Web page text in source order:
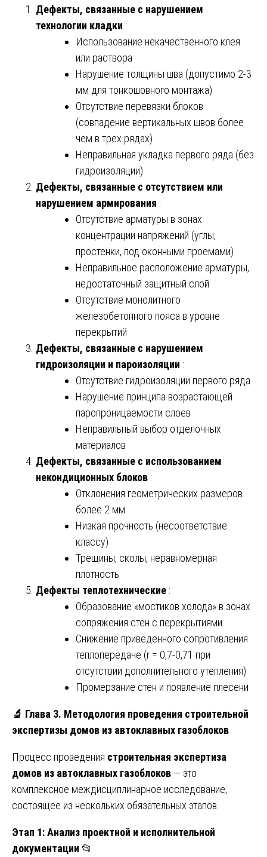
Дефекты, связанные с нарушением
технологии кладки :
Использование некачественного клея
или раствора
Нарушение толщины шва (допустимо 2-3
мм для тонкошовного монтажа)
Отсутствие перевязки блоков
(совпадение вертикальных швов более
чем в трех рядах)
Неправильная укладка первого ряда (без
гидроизоляции)
Дефекты, связанные с отсутствием или
нарушением армирования :
Отсутствие арматуры в зонах
концентрации напряжений (углы,
простенки, под оконными проемами)
Неправильное расположение арматуры,
недостаточный защитный слой
Отсутствие монолитного
железобетонного пояса в уровне
перекрытий
Дефекты, связанные с нарушением
гидроизоляции и пароизоляции :
Отсутствие гидроизоляции первого ряда
Нарушение принципа возрастающей
паропроницаемости слоев
Неправильный выбор отделочных
материалов
Дефекты, связанные с использованием
некондиционных блоков :
Отклонения геометрических размеров
более 2 мм
Низкая прочность (несоответствие
классу)
Трещины, сколы, неравномерная
плотность
Дефекты теплотехнические :
Образование «мостиков холода» в зонах
сопряжения стен с перекрытиями
Снижение приведенного сопротивления
теплопередаче (r = 0,7-0,71 при
отсутствии дополнительного утепления)
Промерзание стен и появление плесени
🔬 Глава 3. Методология проведения строительной
экспертизы домов из автоклавных газоблоков
Процесс проведения строительная экспертиза
домов из автоклавных газоблоков — это
комплексное междисциплинарное исследование,
состоящее из нескольких обязательных этапов.
Этап 1: Анализ проектной и исполнительной
документации 📂